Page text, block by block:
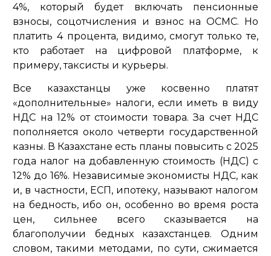
4%, который будет включать пенсионные
взносы, соцотчисления и взнос на ОСМС. Но
платить 4 процента, видимо, смогут только те,
кто работает на цифровой платформе, к
примеру, таксисты и курьеры.
Все казахстанцы уже косвенно платят
«дополнительные» налоги, если иметь в виду
НДС на 12% от стоимости товара. За счет НДС
пополняется около четверти государственной
казны. В Казахстане есть планы повысить с 2025
года налог на добавленную стоимость (НДС) с
12% до 16%. Независимые экономисты НДС, как
и, в частности, ЕСП, ипотеку, называют налогом
на бедность, ибо он, особенно во время роста
цен, сильнее всего сказывается на
благополучии бедных казахстанцев. Одним
словом, такими методами, по сути, сжимается